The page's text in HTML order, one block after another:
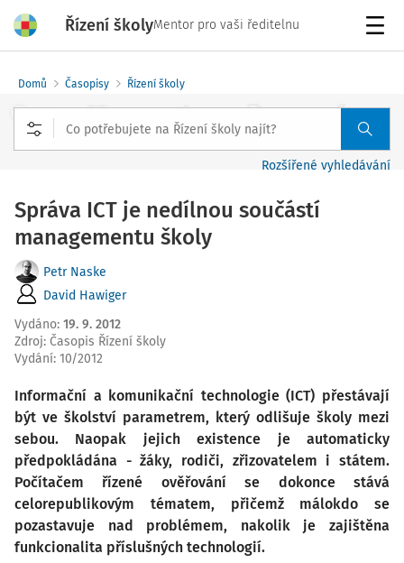
Řízení školyMentor pro vaši ředitelnu
Domů Časopisy Řízení školy
Rozšířené vyhledávání
Správa ICT je nedílnou součástí
managementu školy
Petr Naske
David Hawiger
Vydáno: 19. 9. 2012
Zdroj: Časopis Řízení školy
Vydání: 10/2012
Informační a komunikační technologie (ICT) přestávají
být ve školství parametrem, který odlišuje školy mezi
sebou. Naopak jejich existence je automaticky
předpokládána - žáky, rodiči, zřizovatelem i státem.
Počítačem řízené ověřování se dokonce stává
celorepublikovým tématem, přičemž málokdo se
pozastavuje nad problémem, nakolik je zajištěna
funkcionalita příslušných technologií.